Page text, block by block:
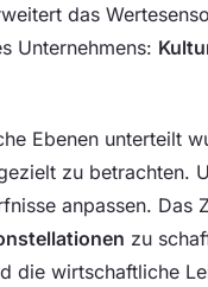
das
Unternehmens:
Ebenen unterteilt
zu betrachten.
anpassen. Das
zu
die wirtschaftliche